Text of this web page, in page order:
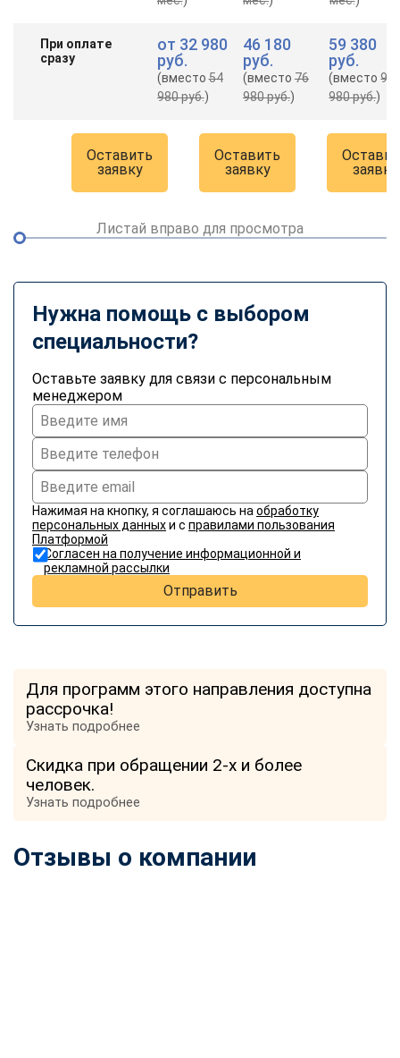
При оплате
сразу
от 32 980
руб.
(вместо54
980 руб.)
46 180
руб.
(вместо 76
980 руб.)
59 380
руб.
(вместо98
980 руб.)
Оставить
заявку
Оставить
заявку
заявку
Листай вправо для просмотра
Нужна помощь с выбором
специальности?
Оставьте заявку для связи с персональным
менеджером
Нажимая на кнопку, я соглашаюсь на обработку
персональных данныхи с правилами пользования
Платформой
Согласен на получение информационной и
рекламной рассылки
Отправить
Для программ этого направления доступна
рассрочка!
Узнать подробнее
Скидка при обращении 2-х и более
человек.
Узнать подробнее
Отзывы о компании